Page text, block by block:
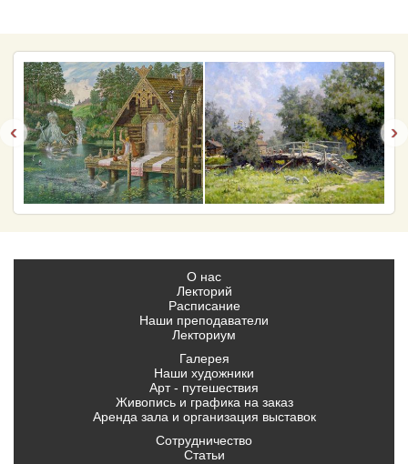
‹ ›
О нас
Лекторий
Расписание
Наши преподаватели
Лекториум
Галерея
Наши художники
Арт - путешествия
Живопись и графика на заказ
Аренда зала и организация выставок
Сотрудничество
Статьи